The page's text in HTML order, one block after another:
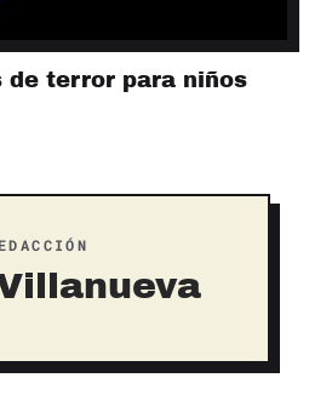
de terror para niños